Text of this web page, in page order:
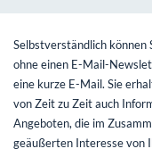
Selbstverständlich können
ohne einen E-Mail-
eine kurze E-Mail. Sie
von Zeit zu Zeit auch
Angeboten, die im
geäußerten Interesse von